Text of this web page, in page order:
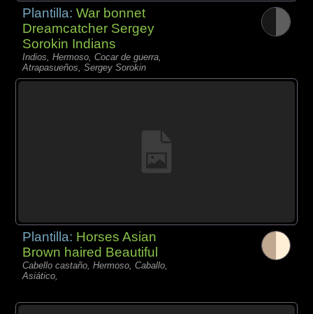
Plantilla:War bonnet
Dreamcatcher Sergey
Sorokin Indians
Indios, Hermoso, Cocar de guerra,
Atrapasueños, Sergey Sorokin
Plantilla: Horses Asian
Brown haired Beautiful
Cabello castaño, Hermoso, Caballo,
Asiático,